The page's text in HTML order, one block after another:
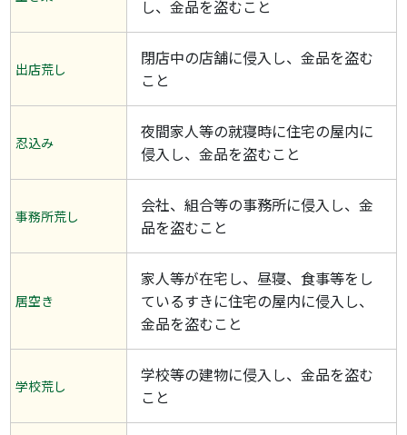
し、金品を盗むこと
出店荒し
閉店中の店舗に侵入し、金品を盗む
こと
忍込み
夜間家人等の就寝時に住宅の屋内に
侵入し、金品を盗むこと
事務所荒し
会社、組合等の事務所に侵入し、金
品を盗むこと
居空き
家人等が在宅し、昼寝、食事等をし
ているすきに住宅の屋内に侵入し、
金品を盗むこと
学校荒し
学校等の建物に侵入し、金品を盗む
こと